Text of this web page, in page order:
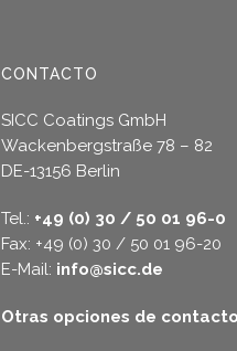
CONTACTO
SICC Coatings GmbH
Wackenbergstraße 78 – 82
DE-13156 Berlin
Tel.: +49 (0) 30 / 50 01 96-0
Fax: +49 (0) 30 / 50 01 96-20
E-Mail: info@sicc.de
Otras opciones de contacto